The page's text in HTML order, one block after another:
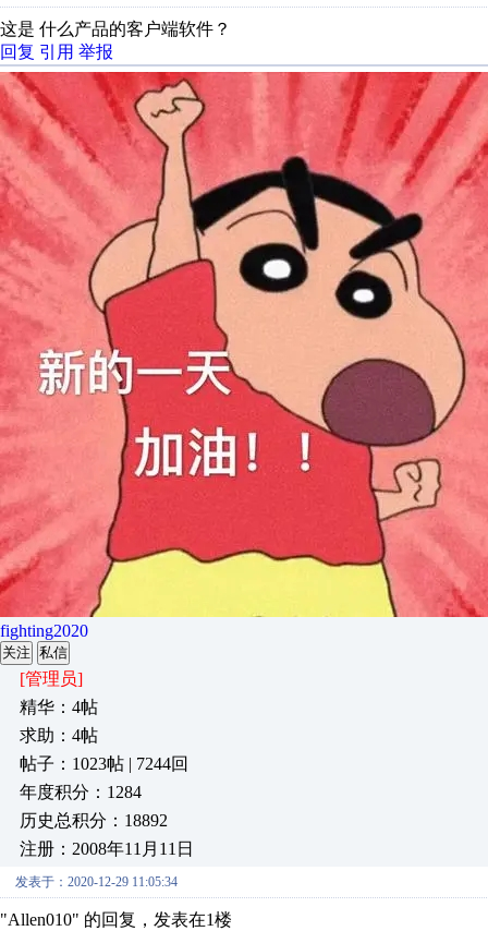
这是 什么产品的客户端软件？
回复 引用 举报
fighting2020
关注 私信
[管理员]
精华：4帖
求助：4帖
帖子：1023帖 | 7244回
年度积分：1284
历史总积分：18892
注册：2008年11月11日
发表于：2020-12-29 11:05:34
"Allen010" 的回复，发表在1楼